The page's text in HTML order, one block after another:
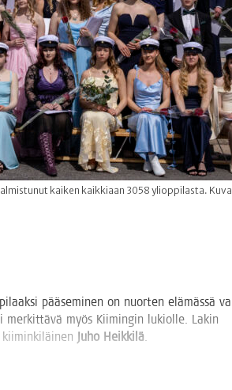
kaiken kaikkiaan 3058 ylioppilasta.
pää­se­mi­nen on nuor­ten elä­mäs­sä
myös Kii­min­gin lukiol­le. Lakin
Juho Heik­ki­lä